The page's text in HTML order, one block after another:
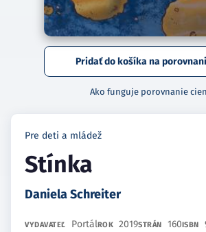
Pridať do košíka na
Ako funguje porovnanie
Pre deti a mládež
Stínka
Daniela Schreiter
VYDAVATEĽ PortálROK 2019STRÁN 160ISBN